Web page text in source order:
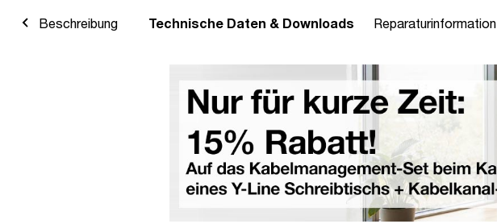
Beschreibung Technische Daten & Downloads Reparaturinformation